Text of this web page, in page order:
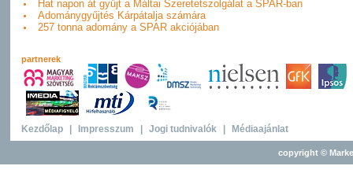
Hat napon át gyűjt a Máltai Szeretetszolgálat a SPAR-ban
Adománygyűjtés Kárpátalja számára
257 tonna adomány a SPAR akciójában
partnerek
Kezdőlap Impresszum Jogi tudnivalók Médiaajánlat
copyright ©